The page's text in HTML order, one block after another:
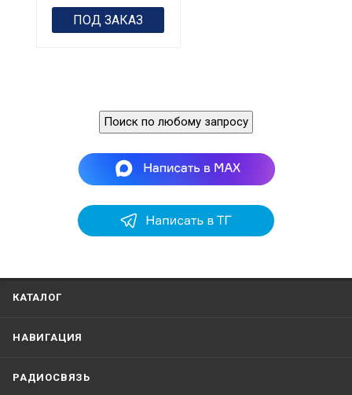
ПОД ЗАКАЗ
Поиск по любому запросу
КАТАЛОГ
НАВИГАЦИЯ
РАДИОСВЯЗЬ